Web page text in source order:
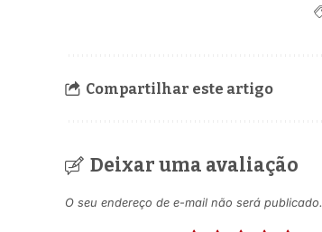
Compartilhar este artigo
Deixar uma avaliação
O seu endereço de e-mail não será publicado.